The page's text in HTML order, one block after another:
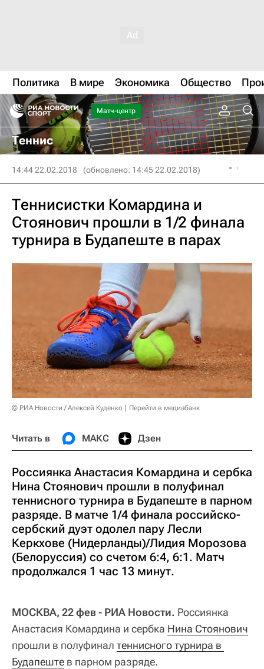
Политика В мире Экономика Общество
Матч-центр
Теннис
14:44 22.02.2018 (обновлено: 14:45 22.02.2018)
Теннисистки Комардина и
Стоянович прошли в 1/2 финала
турнира в Будапеште в парах
© РИА Новости / Алексей Куденко Перейти в медиабанк
Читать в МАКС Дзен
Россиянка Анастасия Комардина и сербка
Нина Стоянович прошли в полуфинал
теннисного турнира в Будапеште в парном
разряде. В матче 1/4 финала российско-
сербский дуэт одолел пару Лесли
Керкхове (Нидерланды)/Лидия Морозова
(Белоруссия) со счетом 6:4, 6:1. Матч
продолжался 1 час 13 минут.
МОСКВА, 22 фев - РИА Новости. Россиянка
Анастасия Комардина и сербка Нина Стоянович
прошли в полуфинал теннисного турнира в
Будапеште в парном разряде.